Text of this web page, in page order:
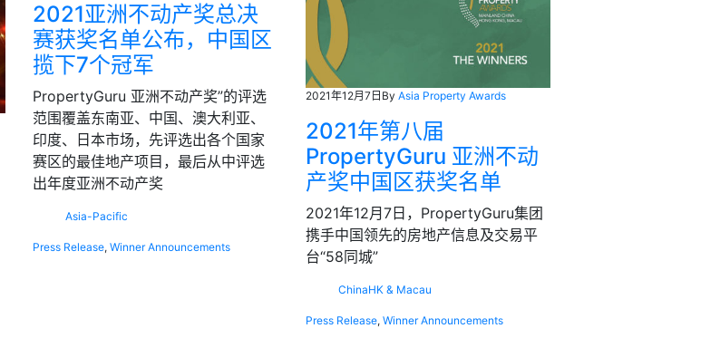
2021亚洲不动产奖总决
赛获奖名单公布，中国区
揽下7个冠军
PropertyGuru 亚洲不动产奖”的评选
范围覆盖东南亚、中国、澳大利亚、
印度、日本市场，先评选出各个国家
赛区的最佳地产项目，最后从中评选
出年度亚洲不动产奖
Asia-Pacific
Press Release,Winner Announcements
2021年12月7日 By Asia Property Awards
2021年第八届
PropertyGuru 亚洲不动
产奖中国区获奖名单
2021年12月7日，PropertyGuru集团
携手中国领先的房地产信息及交易平
台“58同城”
ChinaHK & Macau
Press Release, Winner Announcements